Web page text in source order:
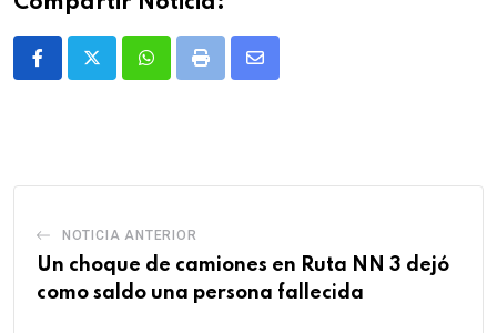
WhatsappPrint
Share
NOTICIA ANTERIOR
Un choque de camiones en Ruta NN 3 dejó
como saldo una persona fallecida